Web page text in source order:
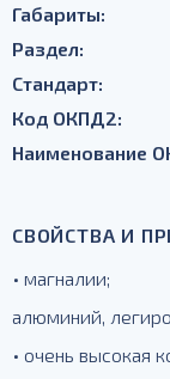
Габариты:
Раздел:
Стандарт:
Код ОКПД2:
Наименование
СВОЙСТВА И
• магналии;
алюминий,
• очень высокая